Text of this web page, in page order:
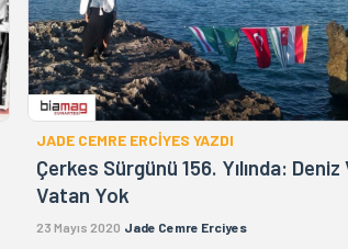
JADE CEMRE ERCİYES YAZDI
Çerkes Sürgünü 156. Yılında:
Vatan Yok
23 Mayıs 2020 Jade Cemre Erciyes